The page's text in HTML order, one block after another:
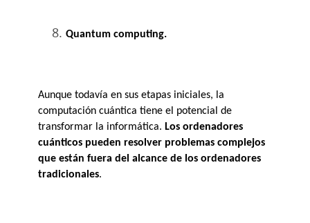
Quantum computing.
Aunque todavía en sus etapas iniciales, la
computación cuántica tiene el potencial de
transformar la informática. Los ordenadores
cuánticos pueden resolver problemas complejos
que están fuera del alcance de los ordenadores
tradicionales.